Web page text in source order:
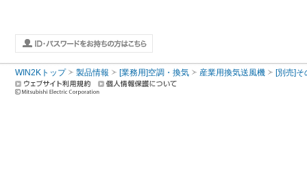
WIN2Kトップ 製品情報 [業務用]空調・換気 産業用換気送風機 [別売]そ